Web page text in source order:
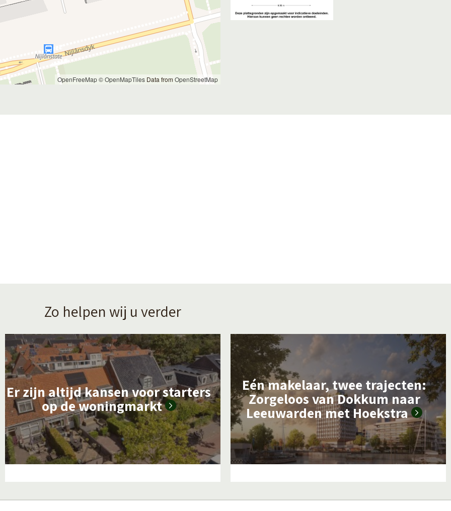
OpenFreeMap© OpenMapTiles Data from OpenStreetMap
Zo helpen wij u verder
e
e
s
m
e
r
e
Er zijn altijd kansen voor starters
op de woningmarkt
L
e
s
m
e
e
r
e
Eén makelaar, twee trajecten:
Zorgeloos van Dokkum naar
Leeuwarden met Hoekstra